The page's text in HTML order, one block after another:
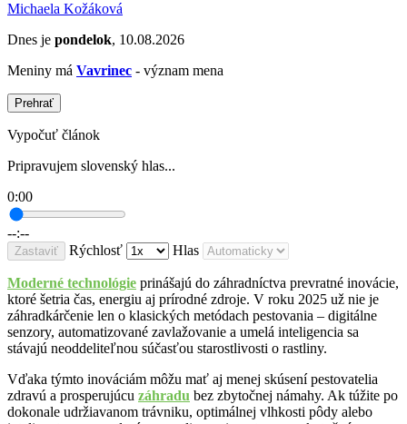
Michaela Kožáková
Dnes je pondelok, 10.08.2026
Meniny má Vavrinec - význam mena
Prehrať
Vypočuť článok
Pripravujem slovenský hlas...
0:00
--:--
Zastaviť Rýchlosť Hlas
Moderné technológie prinášajú do záhradníctva prevratné inovácie,
ktoré šetria čas, energiu aj prírodné zdroje. V roku 2025 už nie je
záhradkárčenie len o klasických metódach pestovania – digitálne
senzory, automatizované zavlažovanie a umelá inteligencia sa
stávajú neoddeliteľnou súčasťou starostlivosti o rastliny.
Vďaka týmto inováciám môžu mať aj menej skúsení pestovatelia
zdravú a prosperujúcu záhradu bez zbytočnej námahy. Ak túžite po
dokonale udržiavanom trávniku, optimálnej vlhkosti pôdy alebo